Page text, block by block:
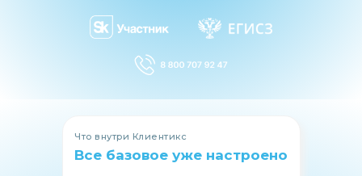
Что внутри Клиентикс
Все базовое уже настроено